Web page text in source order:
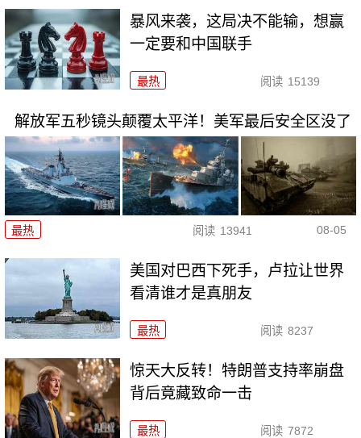
暴风来袭，这局决不能输，想赢
一定要和中国联手
最热 阅读 15139
解放军五秒镜头颠覆太平洋！美军最后安全区没了
最热 阅读 13941 08-05
美国对巴西下死手，卢拉让世界
看清谁才是真朋友
最热 阅读 8237
惊天大反转！特朗普支持率崩盘
背后竟藏致命一击
最热 阅读 7872